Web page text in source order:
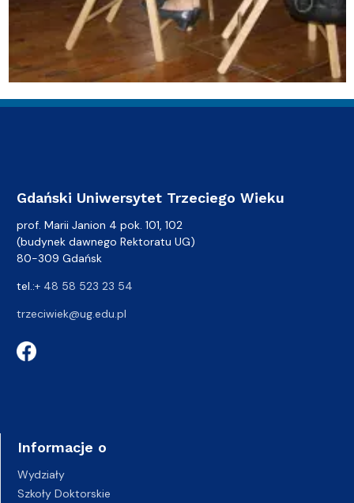
Gdański Uniwersytet Trzeciego Wieku
prof. Marii Janion 4 pok. 101, 102
(budynek dawnego Rektoratu UG)
80-309 Gdańsk
tel.:+ 48 58 523 23 54
trzeciwiek@ug.edu.pl
Informacje o
Wydziały
Szkoły Doktorskie